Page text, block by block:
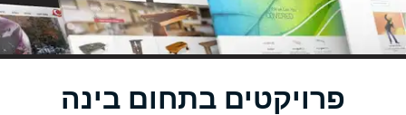
פרויקטים בתחום בינה